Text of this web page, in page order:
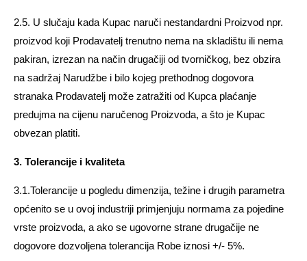
2.5. U slučaju kada Kupac naruči nestandardni Proizvod npr.
proizvod koji Prodavatelj trenutno nema na skladištu ili nema
pakiran, izrezan na način drugačiji od tvorničkog, bez obzira
na sadržaj Narudžbe i bilo kojeg prethodnog dogovora
stranaka Prodavatelj može zatražiti od Kupca plaćanje
predujma na cijenu naručenog Proizvoda, a što je Kupac
obvezan platiti.
3. Tolerancije i kvaliteta
3.1.Tolerancije u pogledu dimenzija, težine i drugih parametra
općenito se u ovoj industriji primjenjuju normama za pojedine
vrste proizvoda, a ako se ugovorne strane drugačije ne
dogovore dozvoljena tolerancija Robe iznosi +/- 5%.